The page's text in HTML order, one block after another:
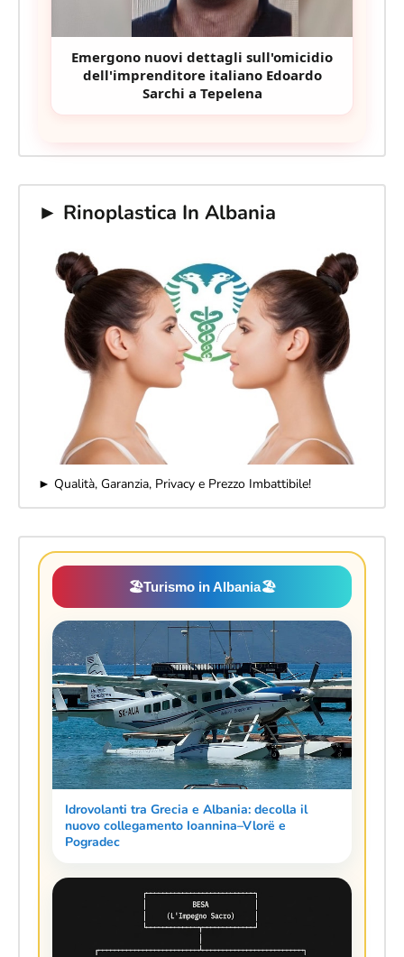
Emergono nuovi dettagli sull'omicidio
dell'imprenditore italiano Edoardo
Sarchi a Tepelena
► Rinoplastica In Albania
► Qualità, Garanzia, Privacy e Prezzo Imbattibile!
🏖️Turismo in Albania🏖️
Idrovolanti tra Grecia e Albania: decolla il
nuovo collegamento Ioannina–Vlorë e
Pogradec